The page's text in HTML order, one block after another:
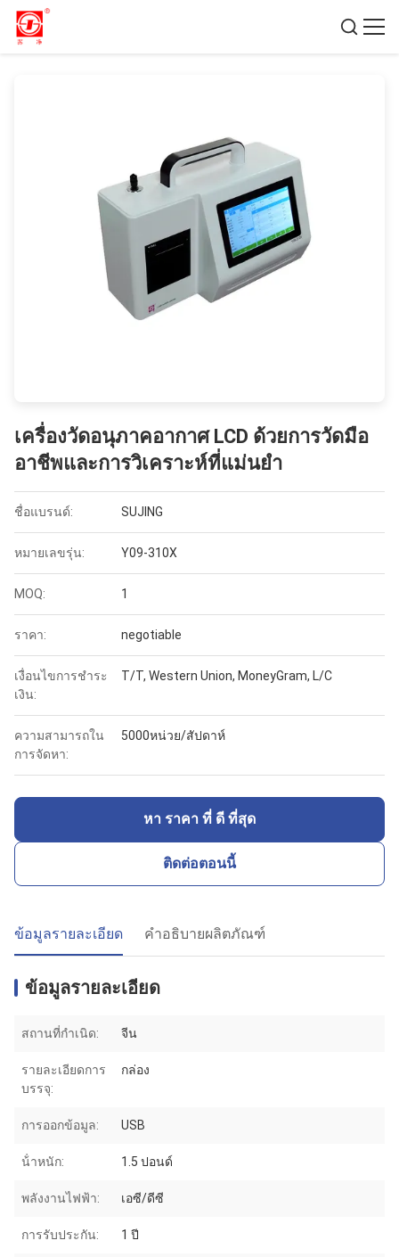
เครื่องวัดอนุภาคอากาศ LCD ด้วยการวัดมือ
อาชีพและการวิเคราะห์ที่แม่นยํา
ชื่อแบรนด์: SUJING
หมายเลขรุ่น: Y09-310X
MOQ: 1
ราคา: negotiable
เงื่อนไขการชำระ
เงิน:
T/T, Western Union, MoneyGram, L/C
ความสามารถใน
การจัดหา:
5000หน่วย/สัปดาห์
หา ราคา ที่ ดี ที่สุด
ติดต่อตอนนี้
ข้อมูลรายละเอียด คำอธิบายผลิตภัณฑ์
ข้อมูลรายละเอียด
สถานที่กำเนิด: จีน
รายละเอียดการ
บรรจุ:
กล่อง
การออกข้อมูล: USB
น้ําหนัก: 1.5 ปอนด์
พลังงานไฟฟ้า: เอซี/ดีซี
การรับประกัน: 1 ปี